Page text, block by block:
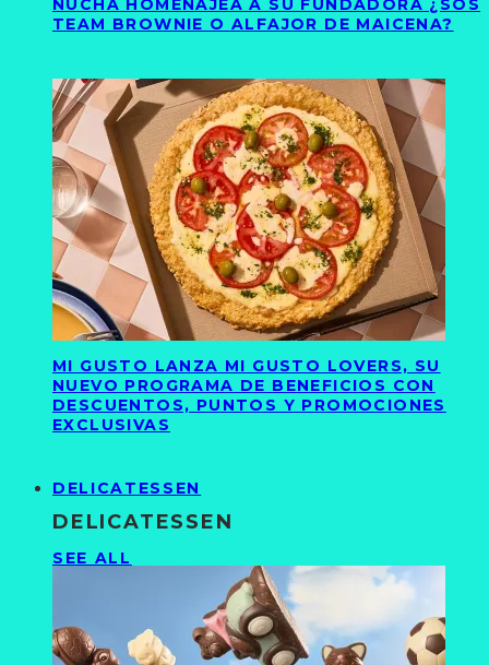
NUCHA HOMENAJEA A SU FUNDADORA ¿SOS
TEAM BROWNIE O ALFAJOR DE MAICENA?
MI GUSTO LANZA MI GUSTO LOVERS, SU
NUEVO PROGRAMA DE BENEFICIOS CON
DESCUENTOS, PUNTOS Y PROMOCIONES
EXCLUSIVAS
DELICATESSEN
DELICATESSEN
SEE ALL